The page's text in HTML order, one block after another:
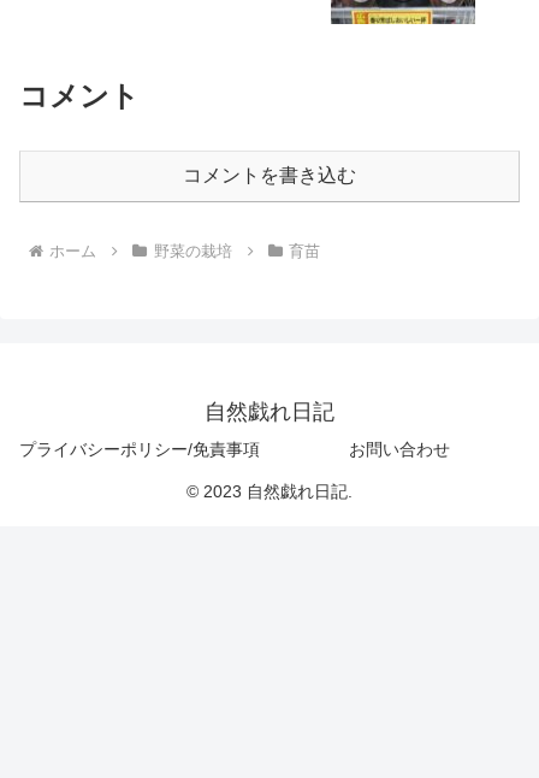
コメント
コメントを書き込む
ホーム 野菜の栽培 育苗
自然戯れ日記
プライバシーポリシー/免責事項 お問い合わせ
© 2023 自然戯れ日記.